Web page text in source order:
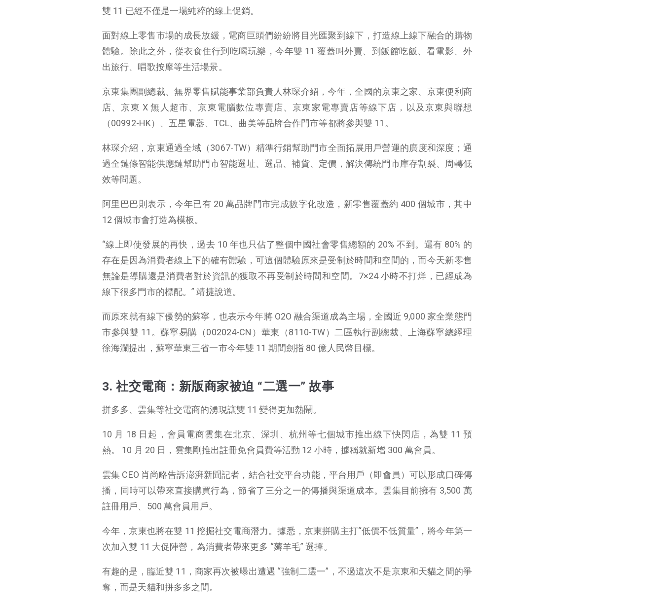
雙 11 已經不僅是一場純粹的線上促銷。
面對線上零售市場的成長放緩，電商巨頭們紛紛將目光匯聚到線下，打造線上線下融合的購物
體驗。除此之外，從衣食住行到吃喝玩樂，今年雙 11 覆蓋叫外賣、到飯館吃飯、看電影、外
出旅行、唱歌按摩等生活場景。
京東集團副總裁、無界零售賦能事業部負責人林琛介紹，今年，全國的京東之家、京東便利商
店、京東 X 無人超市、京東電腦數位專賣店、京東家電專賣店等線下店，以及京東與聯想
（00992-HK）、五星電器、TCL、曲美等品牌合作門市等都將參與雙 11。
林琛介紹，京東通過全域（3067-TW）精準行銷幫助門市全面拓展用戶營運的廣度和深度；通
過全鏈條智能供應鏈幫助門市智能選址、選品、補貨、定價，解決傳統門市庫存割裂、周轉低
效等問題。
阿里巴巴則表示，今年已有 20 萬品牌門市完成數字化改造，新零售覆蓋約 400 個城市，其中
12 個城市會打造為模板。
“線上即使發展的再快，過去 10 年也只佔了整個中國社會零售總額的 20% 不到。還有 80% 的
存在是因為消費者線上下的確有體驗，可這個體驗原來是受制於時間和空間的，而今天新零售
無論是導購還是消費者對於資訊的獲取不再受制於時間和空間。7×24 小時不打烊，已經成為
線下很多門市的標配。” 靖捷說道。
而原來就有線下優勢的蘇寧，也表示今年將 O2O 融合渠道成為主場，全國近 9,000 家全業態門
市參與雙 11。蘇寧易購（002024-CN）華東（8110-TW）二區執行副總裁、上海蘇寧總經理
徐海瀾提出，蘇寧華東三省一市今年雙 11 期間劍指 80 億人民幣目標。
3. 社交電商：新版商家被迫 “二選一” 故事
拼多多、雲集等社交電商的湧現讓雙 11 變得更加熱鬧。
10 月 18 日起，會員電商雲集在北京、深圳、杭州等七個城市推出線下快閃店，為雙 11 預
熱。 10 月 20 日，雲集剛推出註冊免會員費等活動 12 小時，據稱就新增 300 萬會員。
雲集 CEO 肖尚略告訴澎湃新聞記者，結合社交平台功能，平台用戶（即會員）可以形成口碑傳
播，同時可以帶來直接購買行為，節省了三分之一的傳播與渠道成本。雲集目前擁有 3,500 萬
註冊用戶、500 萬會員用戶。
今年，京東也將在雙 11 挖掘社交電商潛力。據悉，京東拼購主打“低價不低質量”，將今年第一
次加入雙 11 大促陣營，為消費者帶來更多 “薅羊毛” 選擇。
有趣的是，臨近雙 11，商家再次被曝出遭遇 “強制二選一”，不過這次不是京東和天貓之間的爭
奪，而是天貓和拼多多之間。